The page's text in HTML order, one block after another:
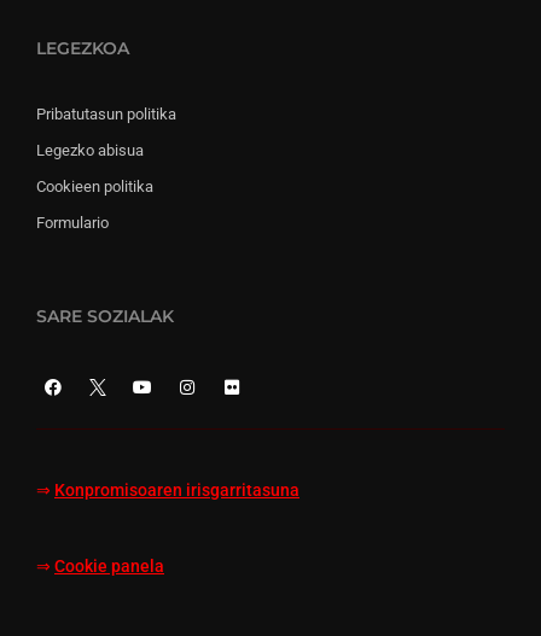
LEGEZKOA
Pribatutasun politika
Legezko abisua
Cookieen politika
Formulario
SARE SOZIALAK
⇒ Konpromisoaren irisgarritasuna
⇒ Cookie panela